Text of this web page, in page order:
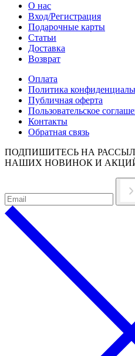
О нас
Вход/Регистрация
Подарочные карты
Статьи
Доставка
Возврат
Оплата
Политика
Публичная оферта
Пользовательское
Контакты
Обратная связь
ПОДПИШИТЕСЬ НА
НАШИХ НОВИНОК И